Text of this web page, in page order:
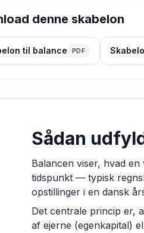
denne skabelon
til balance PDF
Sådan
Balancen viser, hvad
tidspunkt — typisk
opstillinger i en dansk
Det centrale princip er,
af ejerne (egenkapital)